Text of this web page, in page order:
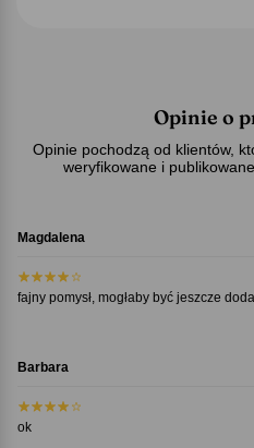
Opinie o
Opinie pochodzą od klientów,
weryfikowane i
Magdalena
fajny pomysł, mogłaby być jeszcze
Barbara
ok